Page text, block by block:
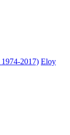
1974-2017) Eloy